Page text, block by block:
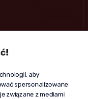
aby
spersonalizowane
związane z mediami